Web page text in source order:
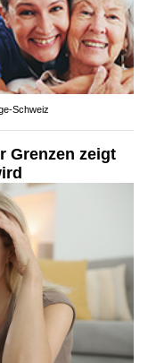
Schweiz
Grenzen zeigt